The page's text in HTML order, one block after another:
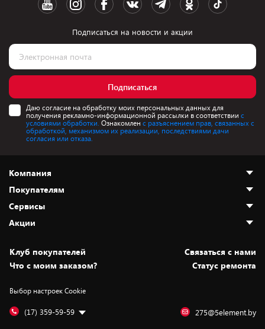
Подписаться на новости и акции
Подписаться
Даю согласие на обработку моих персональных данных для
получения рекламно-информационной рассылки в соответствии с
условиями обработки. Ознакомлен с разъяснением прав, связанных с
обработкой, механизмом их реализации, последствиями дачи
согласия или отказа.
Компания
О нас
Адреса магазинов
Новости
Статьи и обзоры
Вакансии
Дай пять добру!
Покупателям
Как сделать заказ
Оплата и доставка
Безналичный расчёт
Обмен и возврат товара
Обработка персональных данных
Подарочные карты
Сервисы
Установка техники
Для игровых консолей
Для мобильных устройств
Для компьютеров
Акции
Скидки и промокоды
Белорусские товары
Бонусы
Оплата частями
Клуб покупателей
Cвязаться с нами
Что с моим заказом?
Статус ремонта
Выбор настроек Cookie
(17) 359-59-59 275@5element.by